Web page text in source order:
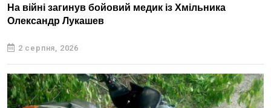
На війні загинув бойовий медик із Хмільника
Олександр Лукашев
2 серпня, 2026